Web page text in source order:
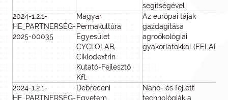
segítségével
2024-1.2.1-
HE_PARTNERSÉG-
2025-00035
Magyar
Permakultúra
Egyesület
CYCLOLAB,
Ciklodextrin
Kutató-Fejlesztő
Kft.
Az európai tájak
gazdagítása
agroökológiai
gyakorlatokkal (EELAP)
2024-1.2.1-
HE_PARTNERSÉG-
Debreceni
Egyetem
Nano- és fejlett
technológiák a